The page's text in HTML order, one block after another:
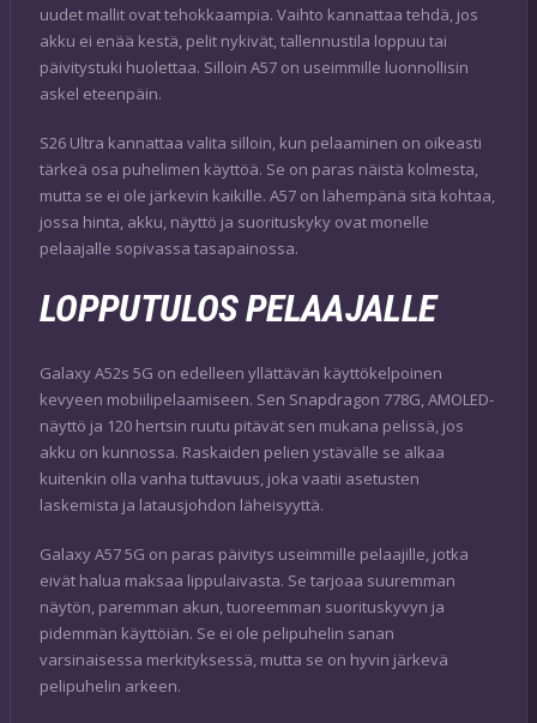
uudet mallit ovat tehokkaampia. Vaihto kannattaa tehdä, jos
akku ei enää kestä, pelit nykivät, tallennustila loppuu tai
päivitystuki huolettaa. Silloin A57 on useimmille luonnollisin
askel eteenpäin.
S26 Ultra kannattaa valita silloin, kun pelaaminen on oikeasti
tärkeä osa puhelimen käyttöä. Se on paras näistä kolmesta,
mutta se ei ole järkevin kaikille. A57 on lähempänä sitä kohtaa,
jossa hinta, akku, näyttö ja suorituskyky ovat monelle
pelaajalle sopivassa tasapainossa.
LOPPUTULOS PELAAJALLE
Galaxy A52s 5G on edelleen yllättävän käyttökelpoinen
kevyeen mobiilipelaamiseen. Sen Snapdragon 778G, AMOLED-
näyttö ja 120 hertsin ruutu pitävät sen mukana pelissä, jos
akku on kunnossa. Raskaiden pelien ystävälle se alkaa
kuitenkin olla vanha tuttavuus, joka vaatii asetusten
laskemista ja latausjohdon läheisyyttä.
Galaxy A57 5G on paras päivitys useimmille pelaajille, jotka
eivät halua maksaa lippulaivasta. Se tarjoaa suuremman
näytön, paremman akun, tuoreemman suorituskyvyn ja
pidemmän käyttöiän. Se ei ole pelipuhelin sanan
varsinaisessa merkityksessä, mutta se on hyvin järkevä
pelipuhelin arkeen.